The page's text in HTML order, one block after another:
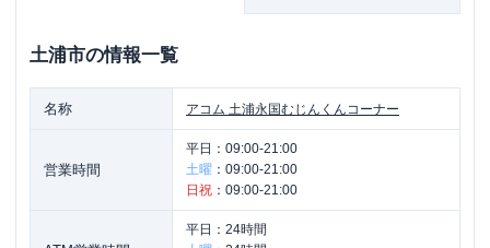
土浦市の情報一覧
名称 アコム 土浦永国むじんくんコーナー
営業時間
平日： 09:00-21:00
土曜 ： 09:00-21:00
日祝 ： 09:00-21:00
平日： 24時間